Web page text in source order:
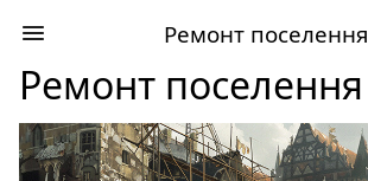
Ремонт поселення
Ремонт поселення